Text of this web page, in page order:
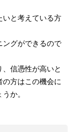
いと考えている方
ングができるので
信憑性が高いと
方はこの機会に
か。